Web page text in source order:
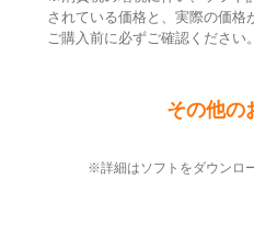
されている価格と、実際の価格
ご購入前に必ずご確認ください。
その他の
※詳細はソフトをダウンロ